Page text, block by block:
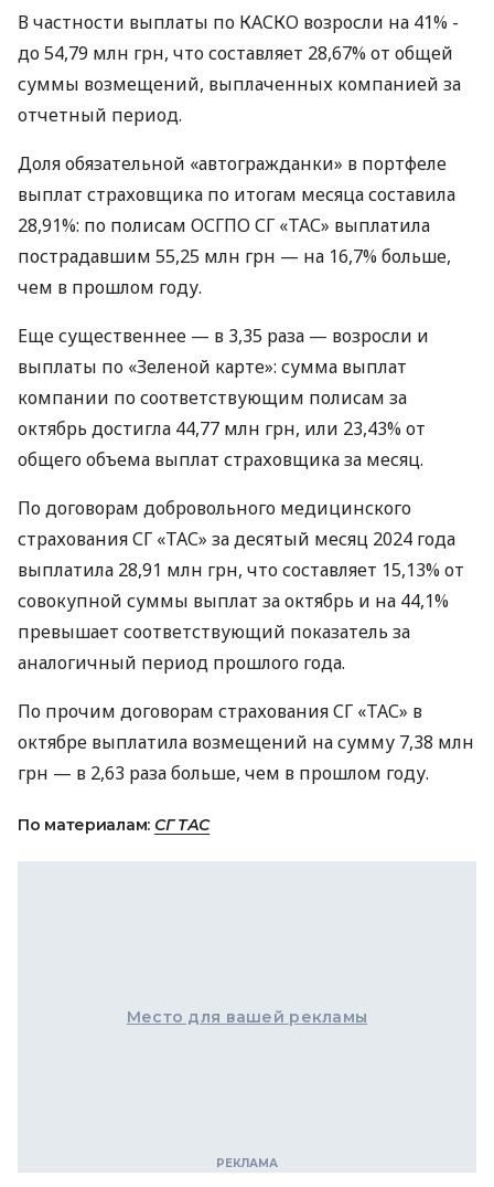
В частности выплаты по КАСКО возросли на 41% -
до 54,79 млн грн, что составляет 28,67% от общей
суммы возмещений, выплаченных компанией за
отчетный период.
Доля обязательной «автогражданки» в портфеле
выплат страховщика по итогам месяца составила
28,91%: по полисам ОСГПО СГ «ТАС» выплатила
пострадавшим 55,25 млн грн — на 16,7% больше,
чем в прошлом году.
Еще существеннее — в 3,35 раза — возросли и
выплаты по «Зеленой карте»: сумма выплат
компании по соответствующим полисам за
октябрь достигла 44,77 млн грн, или 23,43% от
общего объема выплат страховщика за месяц.
По договорам добровольного медицинского
страхования СГ «ТАС» за десятый месяц 2024 года
выплатила 28,91 млн грн, что составляет 15,13% от
совокупной суммы выплат за октябрь и на 44,1%
превышает соответствующий показатель за
аналогичный период прошлого года.
По прочим договорам страхования СГ «ТАС» в
октябре выплатила возмещений на сумму 7,38 млн
грн — в 2,63 раза больше, чем в прошлом году.
По материалам: СГ ТАС
Место для вашей рекламы